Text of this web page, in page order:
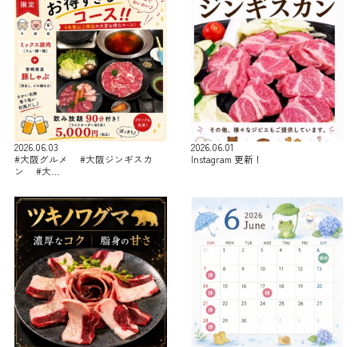
2026.06.03
#大阪グルメ #大阪ジンギスカ
ン #大…
2026.06.01
Instagram 更新！